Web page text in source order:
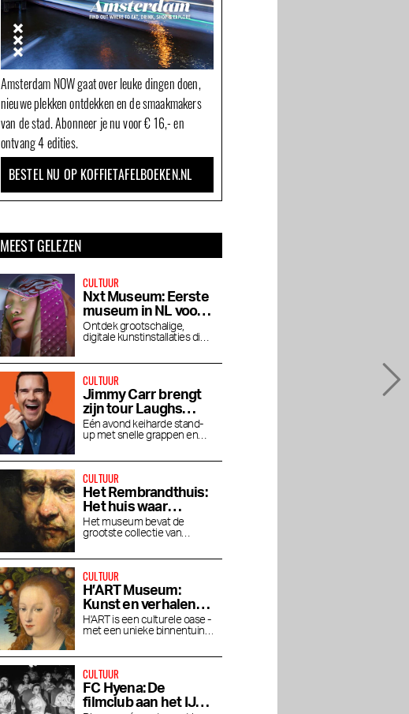
Amsterdam NOW gaat over leuke dingen doen,
nieuwe plekken ontdekken en de smaakmakers
van de stad. Abonneer je nu voor € 16,- en
ontvang 4 edities.
BESTEL NU OP KOFFIETAFELBOEKEN.NL
MEEST GELEZEN
CULTUUR
Nxt Museum: Eerste
museum in NL voor
nieuwe mediakunst
Ontdek grootschalige,
digitale kunstinstallaties die
CULTUUR
Jimmy Carr brengt
zijn tour Laughs
Funny naar de RAI
Eén avond keiharde stand-
up met snelle grappen en
CULTUUR
Het Rembrandthuis:
Het huis waar
Rembrandt woonde
en werkte
Het museum bevat de
grootste collectie van
CULTUUR
H’ART Museum:
Kunst en verhalen
van beroemde
musea
H'ART is een culturele oase -
met een unieke binnentuin
CULTUUR
FC Hyena: De
filmclub aan het IJ